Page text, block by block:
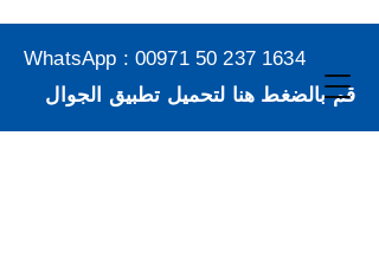
WhatsApp : 00971 50 237 1634
قم بالضغط هنا لتحميل تطبيق الجوال